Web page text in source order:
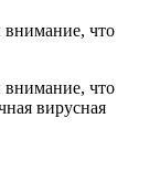
внимание, что
внимание, что
вирусная